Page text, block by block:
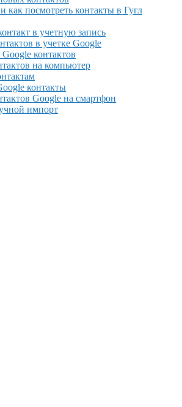
как посмотреть контакты в Гугл
в учетную запись
в учетке Google
контактов
на компьютер
контакты
Google на смартфон
импорт